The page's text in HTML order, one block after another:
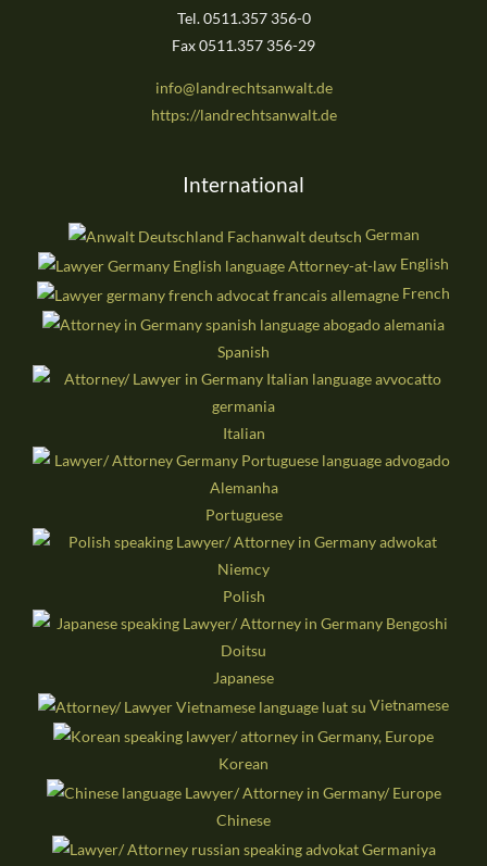
Tel. 0511.357 356-0
Fax 0511.357 356-29
info@landrechtsanwalt.de
https://landrechtsanwalt.de
International
German
English
French
Spanish
Italian
Portuguese
Polish
Japanese
Vietnamese
Korean
Chinese